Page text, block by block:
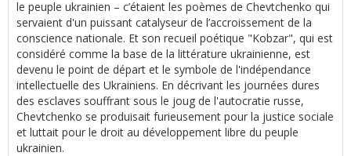
le peuple ukrainien – c’étaient les poèmes de Chevtchenko qui
servaient d'un puissant catalyseur de l’accroissement de la
conscience nationale. Et son recueil poétique "Kobzar", qui est
considéré comme la base de la littérature ukrainienne, est
devenu le point de départ et le symbole de l'indépendance
intellectuelle des Ukrainiens. En décrivant les journées dures
des esclaves souffrant sous le joug de l'autocratie russe,
Chevtchenko se produisait furieusement pour la justice sociale
et luttait pour le droit au développement libre du peuple
ukrainien.